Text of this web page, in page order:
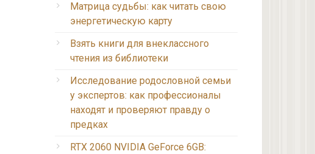
Матрица судьбы: как читать свою
энергетическую карту
Взять книги для внеклассного
чтения из библиотеки
Исследование родословной семьи
у экспертов: как профессионалы
находят и проверяют правду о
предках
RTX 2060 NVIDIA GeForce 6GB: